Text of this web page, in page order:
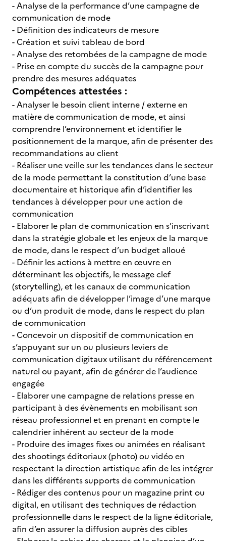
- Analyse de la performance d’une campagne de
communication de mode
- Définition des indicateurs de mesure
- Création et suivi tableau de bord
- Analyse des retombées de la campagne de mode
- Prise en compte du succès de la campagne pour
prendre des mesures adéquates
Compétences attestées :
- Analyser le besoin client interne / externe en
matière de communication de mode, et ainsi
comprendre l’environnement et identifier le
positionnement de la marque, afin de présenter des
recommandations au client
- Réaliser une veille sur les tendances dans le secteur
de la mode permettant la constitution d’une base
documentaire et historique afin d’identifier les
tendances à développer pour une action de
communication
- Elaborer le plan de communication en s’inscrivant
dans la stratégie globale et les enjeux de la marque
de mode, dans le respect d’un budget alloué
- Définir les actions à mettre en œuvre en
déterminant les objectifs, le message clef
(storytelling), et les canaux de communication
adéquats afin de développer l’image d’une marque
ou d’un produit de mode, dans le respect du plan
de communication
- Concevoir un dispositif de communication en
s’appuyant sur un ou plusieurs leviers de
communication digitaux utilisant du référencement
naturel ou payant, afin de générer de l’audience
engagée
- Elaborer une campagne de relations presse en
participant à des évènements en mobilisant son
réseau professionnel et en prenant en compte le
calendrier inhérent au secteur de la mode
- Produire des images fixes ou animées en réalisant
des shootings éditoriaux (photo) ou vidéo en
respectant la direction artistique afin de les intégrer
dans les différents supports de communication
- Rédiger des contenus pour un magazine print ou
digital, en utilisant des techniques de rédaction
professionnelle dans le respect de la ligne éditoriale,
afin d’en assurer la diffusion auprès des cibles